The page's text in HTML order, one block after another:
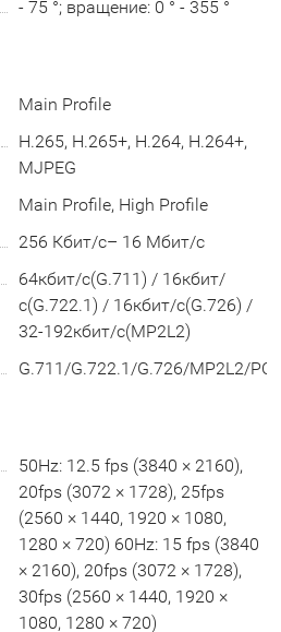
- 75 °; вращение: 0 ° - 355 °
Main Profile
H.265, H.265+, H.264, H.264+,
MJPEG
Main Profile, High Profile
256 Кбит/с– 16 Мбит/с
64кбит/с(G.711) / 16кбит/
с(G.722.1) / 16кбит/с(G.726) /
32-192кбит/с(MP2L2)
G.711/G.722.1/G.726/MP2L2/
50Hz: 12.5 fps (3840 × 2160),
20fps (3072 × 1728), 25fps
(2560 × 1440, 1920 × 1080,
1280 × 720) 60Hz: 15 fps (3840
× 2160), 20fps (3072 × 1728),
30fps (2560 × 1440, 1920 ×
1080, 1280 × 720)